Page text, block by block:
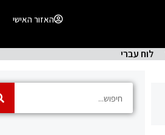
האזור האישי
לוח עברי